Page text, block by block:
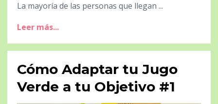
La mayoría de las personas que llegan ...
Leer más...
Cómo Adaptar tu Jugo
Verde a tu Objetivo #1